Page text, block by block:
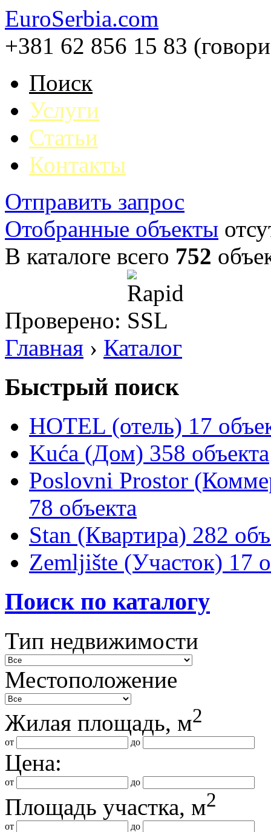
EuroSerbia.com
+381 62 856 15 83
Поиск
Услуги
Статьи
Контакты
Отправить запрос
Отобранные объекты
В каталоге всего 752
Проверено:
Главная › Каталог
Быстрый поиск
HOTEL (отель) 17
Kuća (Дом) 358 объекта
Poslovni Prostor
78 объекта
Stan (Квартира) 282
Zemljište (Участок) 17
Поиск по каталогу
Тип недвижимости
Местоположение
Жилая площадь, м2
от до
Цена:
от до
Площадь участка, м2
от до